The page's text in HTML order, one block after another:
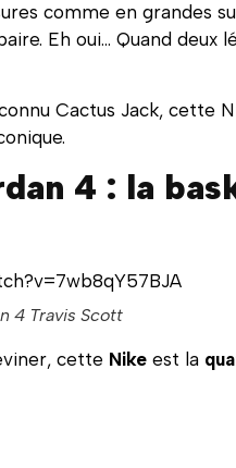
comme en grandes
Eh oui… Quand deux
Cactus Jack, cette
4 : la
4 Travis Scott
cette Nike est la